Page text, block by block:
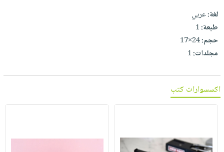
تواصل
معنا
لغة:عربي
طبعة:1
حجم:24×17
مجلدات:1
اكسسوارات كتب